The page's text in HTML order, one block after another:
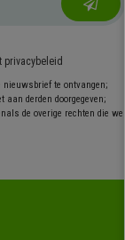
privacybeleid
nieuwsbrief te ontvangen;
aan derden doorgegeven;
de overige rechten die we